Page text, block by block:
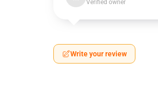
Verified owner
Write your review